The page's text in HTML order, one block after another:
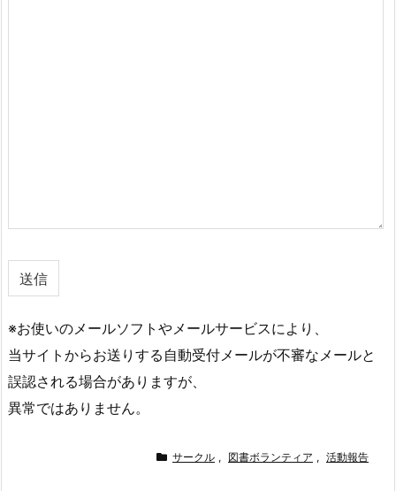
※お使いのメールソフトやメールサービスにより、
当サイトからお送りする自動受付メールが不審なメールと
誤認される場合がありますが、
異常ではありません。
サークル , 図書ボランティア , 活動報告